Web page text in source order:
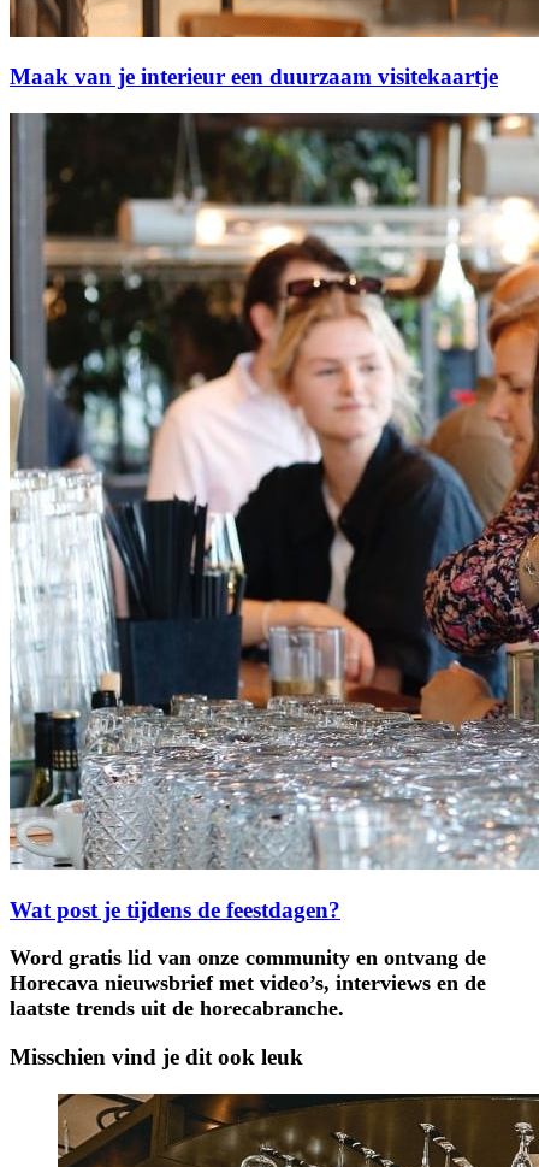
Maak van je interieur een duurzaam visitekaartje
Wat post je tijdens de feestdagen?
Word gratis lid van onze community en ontvang de
Horecava nieuwsbrief met video’s, interviews en de
laatste trends uit de horecabranche.
Misschien vind je dit ook leuk